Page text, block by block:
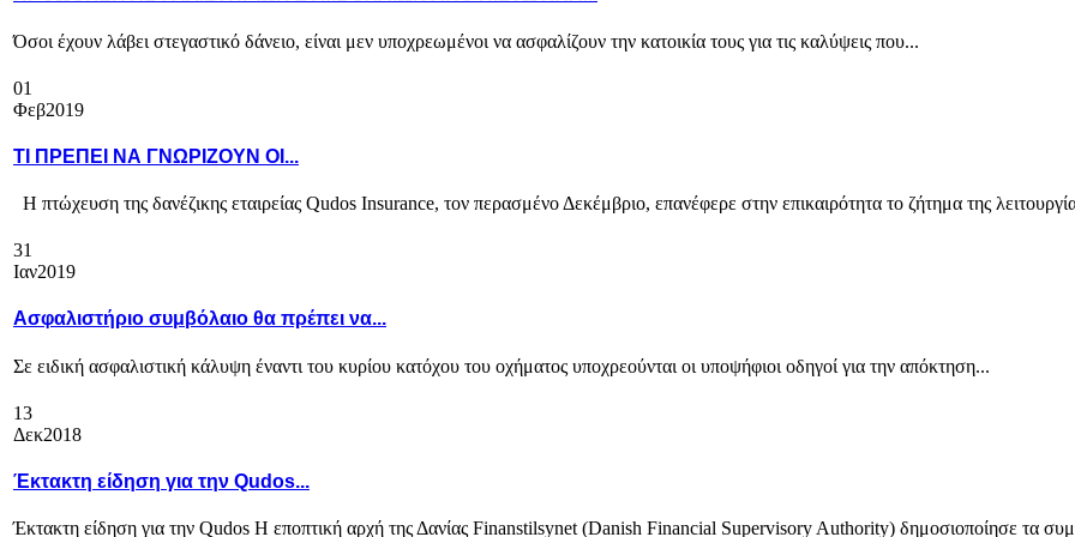
Όσοι έχουν λάβει στεγαστικό δάνειο, είναι μεν υποχρεωμένοι να ασφαλίζουν την κατοικία τους για τις καλύψεις που...
01
Φεβ2019
ΤΙ ΠΡΕΠΕΙ ΝΑ ΓΝΩΡΙΖΟΥΝ ΟΙ...
Η πτώχευση της δανέζικης εταιρείας Qudos Insurance, τον περασμένο Δεκέμβριο, επανέφερε στην επικαιρότητα το ζήτημα της
31
Ιαν2019
Ασφαλιστήριο συμβόλαιο θα πρέπει να...
Σε ειδική ασφαλιστική κάλυψη έναντι του κυρίου κατόχου του οχήματος υποχρεούνται οι υποψήφιοι οδηγοί για την απόκτηση...
13
Δεκ2018
Έκτακτη είδηση για την Qudos...
Έκτακτη είδηση για την Qudos Η εποπτική αρχή της Δανίας Finanstilsynet (Danish Financial Supervisory Authority) δημοσιοποίησε τα